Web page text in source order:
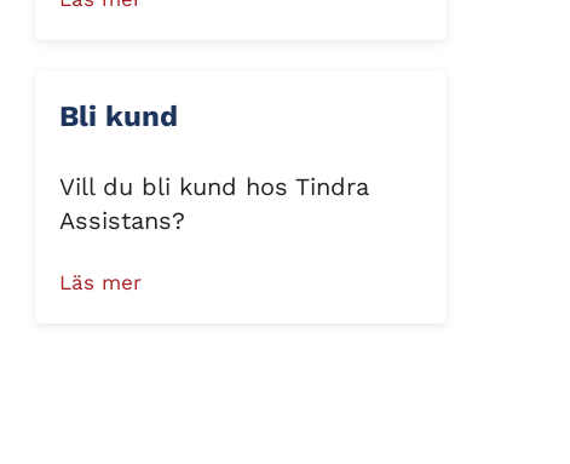
Bli kund
Vill du bli kund hos Tindra
Assistans?
Läs mer